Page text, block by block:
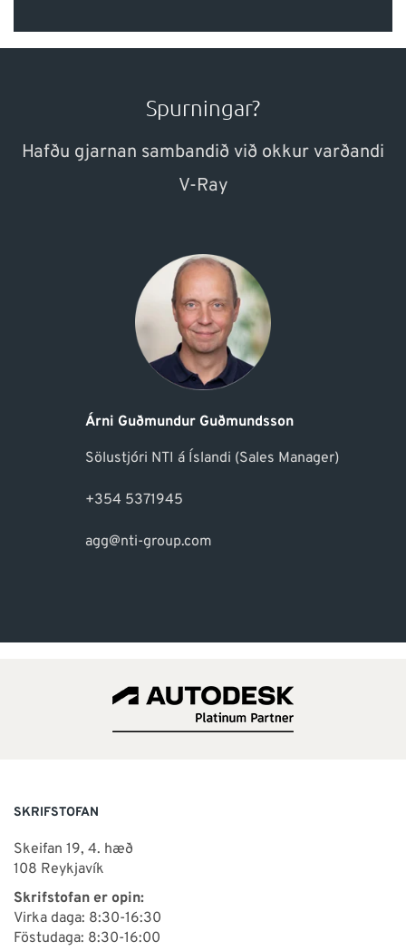
Spurningar?
Hafðu gjarnan sambandið við okkur varðandi
V-Ray
Árni Guðmundur Guðmundsson
Sölustjóri NTI á Íslandi (Sales Manager)
+354 5371945
agg@nti-group.com
SKRIFSTOFAN
Skeifan 19, 4. hæð
108 Reykjavík
Skrifstofan er opin:
Virka daga: 8:30-16:30
Föstudaga: 8:30-16:00